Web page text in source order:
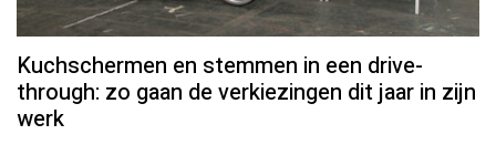
Kuchschermen en stemmen in een drive-
through: zo gaan de verkiezingen dit jaar in zijn
werk